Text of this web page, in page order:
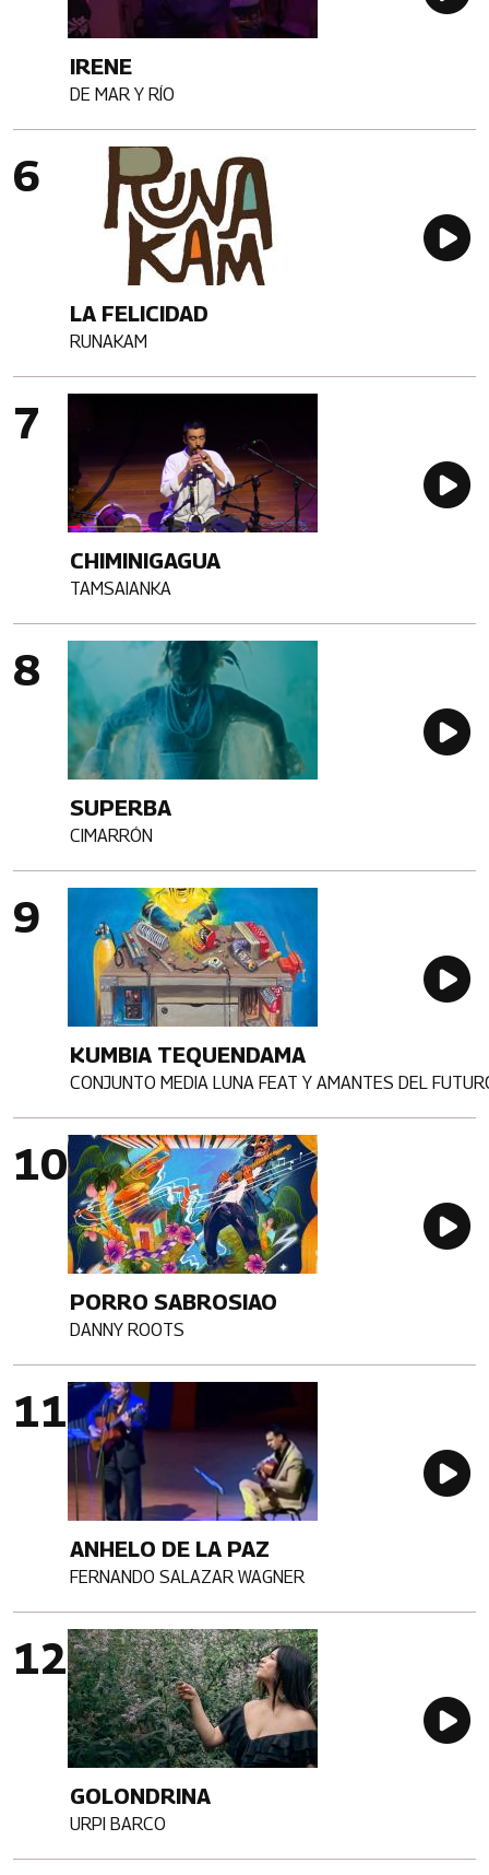
IRENE
Artista
DE MAR Y RÍO
Imagen portada
LA FELICIDAD
Artista
RUNAKAM
CHIMINIGAGUA
Artista
TAMSAIANKA
Imagen portada
SUPERBA
Artista
CIMARRÓN
Imagen portada
KUMBIA TEQUENDAMA
Artista
CONJUNTO MEDIA LUNA FEAT Y AMANTES DEL
Imagen portada
PORRO SABROSIAO
Artista
DANNY ROOTS
Imagen portada
ANHELO DE LA PAZ
Artista
FERNANDO SALAZAR WAGNER
Imagen portada
GOLONDRINA
Artista
URPI BARCO